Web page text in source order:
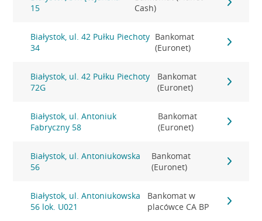
15
Cash)
Białystok, ul. 42 Pułku Piechoty
34
Bankomat
(Euronet)
Białystok, ul. 42 Pułku Piechoty
72G
Bankomat
(Euronet)
Białystok, ul. Antoniuk
Fabryczny 58
Bankomat
(Euronet)
Białystok, ul. Antoniukowska
56
Bankomat
(Euronet)
Białystok, ul. Antoniukowska
56 lok. U021
Bankomat w
placówce CA BP